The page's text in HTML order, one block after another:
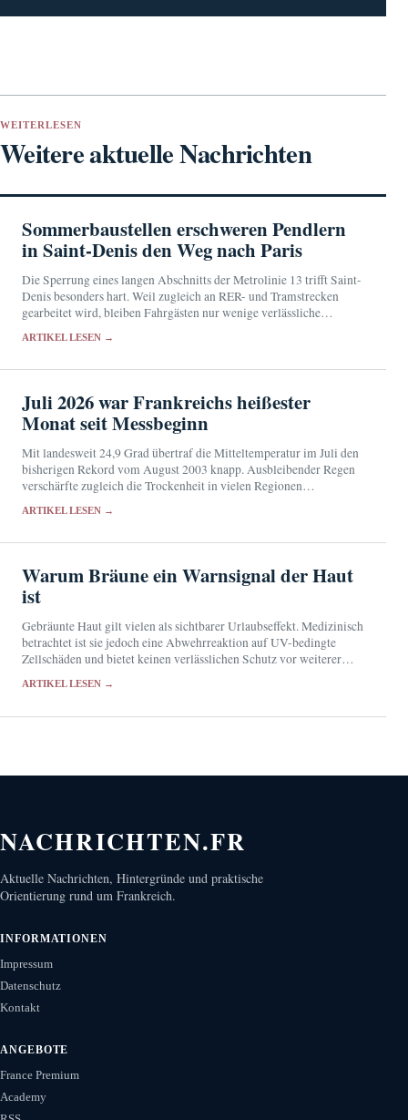
WEITERLESEN
Weitere aktuelle Nachrichten
Sommerbaustellen erschweren Pendlern
in Saint-Denis den Weg nach Paris
Die Sperrung eines langen Abschnitts der Metrolinie 13 trifft Saint-
Denis besonders hart. Weil zugleich an RER- und Tramstrecken
gearbeitet wird, bleiben Fahrgästen nur wenige verlässliche
ARTIKEL LESEN →
Juli 2026 war Frankreichs heißester
Monat seit Messbeginn
Mit landesweit 24,9 Grad übertraf die Mitteltemperatur im Juli den
bisherigen Rekord vom August 2003 knapp. Ausbleibender Regen
verschärfte zugleich die Trockenheit in vielen Regionen
ARTIKEL LESEN →
Warum Bräune ein Warnsignal der Haut
ist
Gebräunte Haut gilt vielen als sichtbarer Urlaubseffekt. Medizinisch
betrachtet ist sie jedoch eine Abwehrreaktion auf UV-bedingte
Zellschäden und bietet keinen verlässlichen Schutz vor weiterer
ARTIKEL LESEN →
NACHRICHTEN.FR
Aktuelle Nachrichten, Hintergründe und praktische
Orientierung rund um Frankreich.
INFORMATIONEN
Impressum
Datenschutz
Kontakt
ANGEBOTE
France Premium
Academy